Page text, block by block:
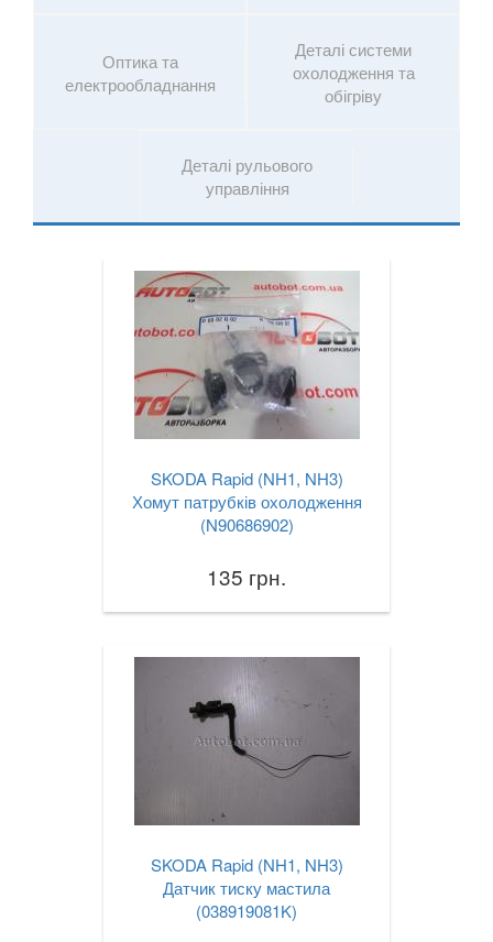
Оптика та
електрообладнання
Деталі системи
охолодження та
обігріву
Деталі рульового
управління
SKODA Rapid (NH1, NH3)
Хомут патрубків охолодження
(N90686902)
135 грн.
SKODA Rapid (NH1, NH3)
Датчик тиску мастила
(038919081K)